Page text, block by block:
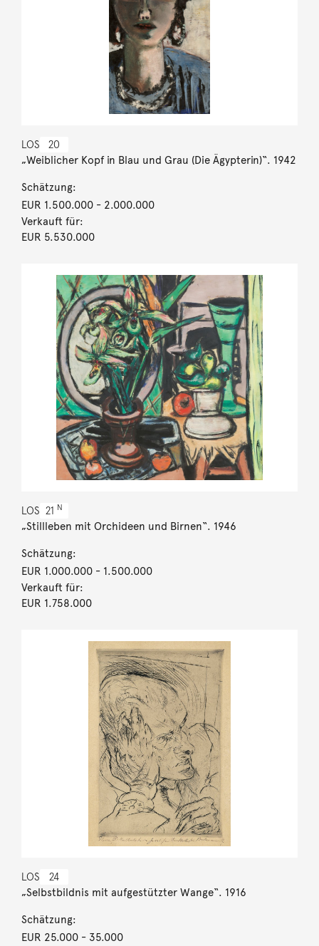
LOS 20
„Weiblicher Kopf in Blau und Grau (Die Ägypterin)“. 1942
Schätzung:
EUR 1.500.000- 2.000.000
Verkauft für:
EUR 5.530.000
LOS 21 N
„Stillleben mit Orchideen und Birnen“. 1946
Schätzung:
EUR 1.000.000- 1.500.000
Verkauft für:
EUR 1.758.000
LOS 24
„Selbstbildnis mit aufgestützter Wange“. 1916
Schätzung:
EUR 25.000- 35.000